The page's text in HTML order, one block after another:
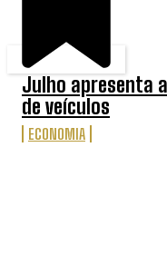
Julho apresenta
de veículos
ECONOMIA